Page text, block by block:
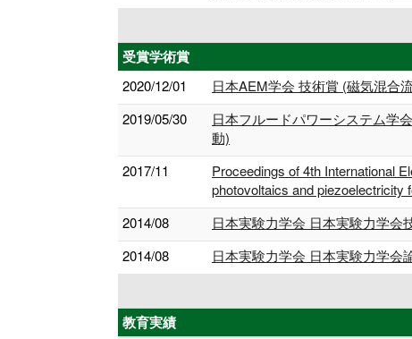
受賞学術賞
2020/12/01
日本AEM学会 技術賞 (磁気混合
2019/05/30
日本フルードパワーシステム学
動)
2017/11
Proceedings of 4th International
photovoltaics and piezoelectricity
2014/08
日本実験力学会 日本実験力学会
2014/08
日本実験力学会 日本実験力学
教育実績